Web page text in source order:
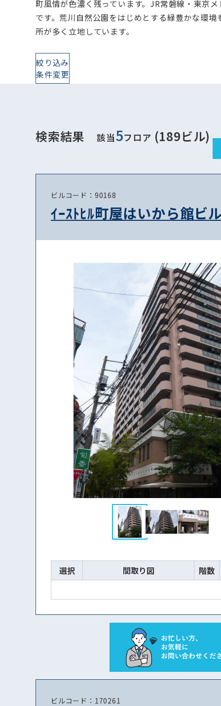
町風情が色濃く残っています。JR常磐線・東京
です。荒川自然公園をはじめとする緑豊かな環
所が多く立地しています。
絞り込み
条件変更
検索結果 該当5フロア (189ビル)
ビルコード：90168
ｲｰｽﾄﾋﾙ町屋はいから館ビ
選択 間取り図 階数
ビルコード：170261